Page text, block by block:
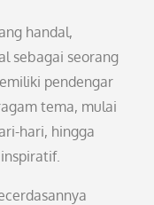
handal,
sebagai seorang
pendengar
tema, mulai
hari, hingga